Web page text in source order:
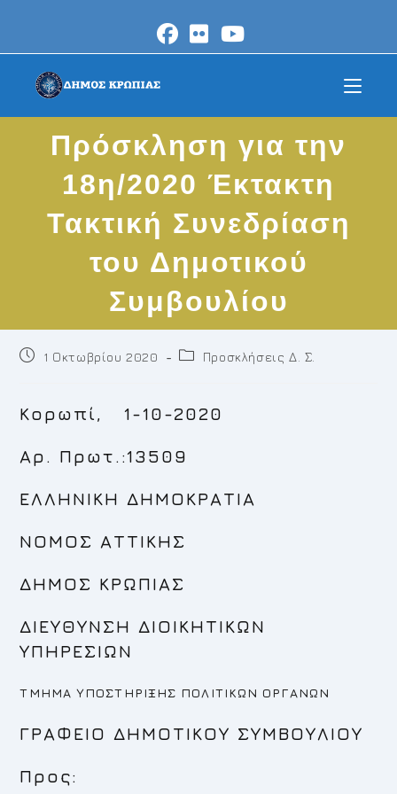
content
Πρόσκληση για την
18η/2020 Έκτακτη
Τακτική Συνεδρίαση
του Δημοτικού
Συμβουλίου
Post1 Οκτωβρίου 2020
PostΠροσκλήσεις Δ. Σ.
Κορωπί, 1-10-2020
Αρ. Πρωτ.:13509
ΕΛΛΗΝΙΚΗ ΔΗΜΟΚΡΑΤΙΑ
ΝΟΜΟΣ ΑΤΤΙΚΗΣ
ΔΗΜΟΣ ΚΡΩΠΙΑΣ
ΔΙΕΥΘΥΝΣΗ ΔΙΟΙΚΗΤΙΚΩΝ
ΥΠΗΡΕΣΙΩΝ
ΤΜΗΜΑ ΥΠΟΣΤΗΡΙΞΗΣ ΠΟΛΙΤΙΚΩΝ ΟΡΓΑΝΩΝ
ΓΡΑΦΕΙΟ ΔΗΜΟΤΙΚΟΥ ΣΥΜΒΟΥΛΙΟΥ
Προς: